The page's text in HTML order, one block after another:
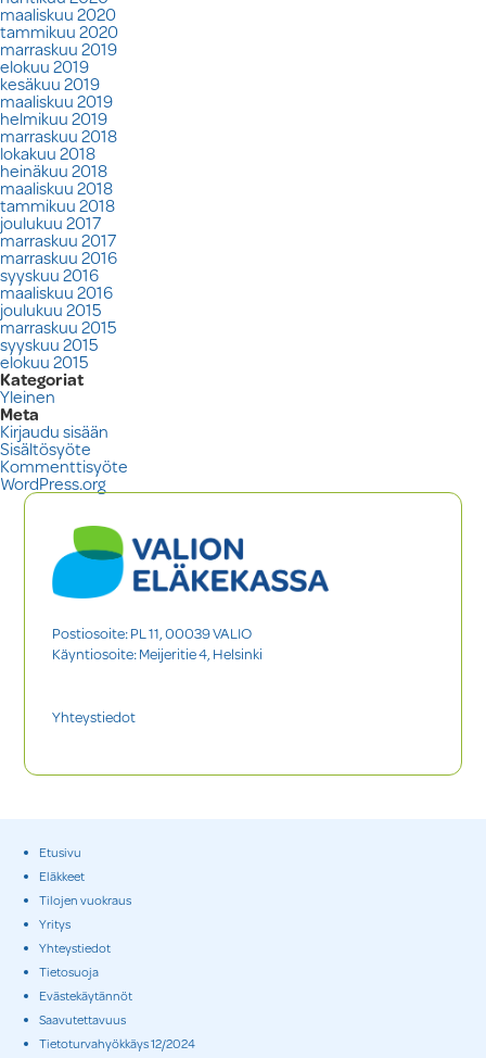
maaliskuu 2020
tammikuu 2020
marraskuu 2019
elokuu 2019
kesäkuu 2019
maaliskuu 2019
helmikuu 2019
marraskuu 2018
lokakuu 2018
heinäkuu 2018
maaliskuu 2018
tammikuu 2018
joulukuu 2017
marraskuu 2017
marraskuu 2016
syyskuu 2016
maaliskuu 2016
joulukuu 2015
marraskuu 2015
syyskuu 2015
elokuu 2015
Kategoriat
Yleinen
Meta
Kirjaudu sisään
Sisältösyöte
Kommenttisyöte
WordPress.org
Postiosoite: PL 11, 00039 VALIO
Käyntiosoite: Meijeritie 4, Helsinki
Yhteystiedot
Etusivu
Eläkkeet
Tilojen vuokraus
Yritys
Yhteystiedot
Tietosuoja
Evästekäytännöt
Saavutettavuus
Tietoturvahyökkäys 12/2024